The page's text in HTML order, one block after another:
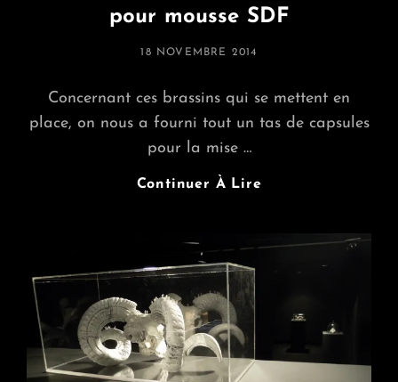
pour mousse SDF
POSTED
18 NOVEMBRE 2014
Concernant ces brassins qui se mettent en
place, on nous a fourni tout un tas de capsules
pour la mise …
Continuer À LireCherche
Habiter